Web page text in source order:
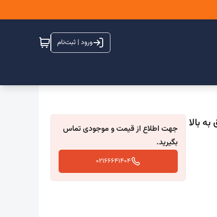
ورود | ثبت‌نام
* 1/80 (3/900 کیلویی ) (101 ورق به بالا
جهت اطلاع از قیمت و موجودی تماس
بگیرید.
02166641404